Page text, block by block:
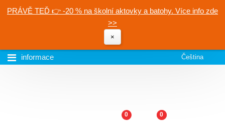
PRÁVĚ TEĎ 👉 -20 % na školní aktovky a batohy. Více info zde
>>
×
informace Čeština
0 0